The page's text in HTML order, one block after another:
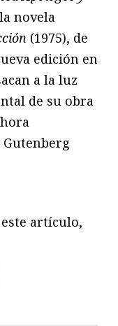
novela
(1975), de
edición en
a la luz
de su obra
Gutenberg
artículo,